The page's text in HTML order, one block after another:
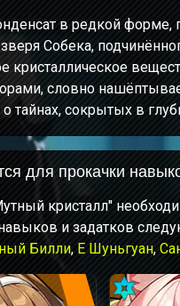
в редкой форме,
зверя Собека,
кристаллическое
словно
тайнах, сокрытых в
для прокачки
кристалл"
и задатков
Билли, Е Шуньгуан,